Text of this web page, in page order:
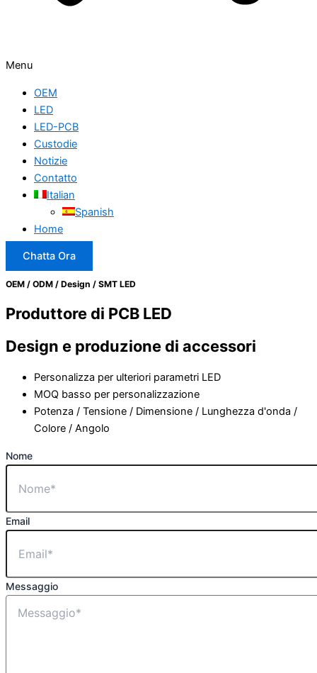
Menu
OEM
LED
LED-PCB
Custodie
Notizie
Contatto
Italian
Spanish
Home
Chatta Ora
OEM / ODM / Design / SMT LED
Produttore di PCB LED
Design e produzione di accessori
Personalizza per ulteriori parametri LED
MOQ basso per personalizzazione
Potenza / Tensione / Dimensione / Lunghezza d'onda /
Colore / Angolo
Nome
Email
Messaggio